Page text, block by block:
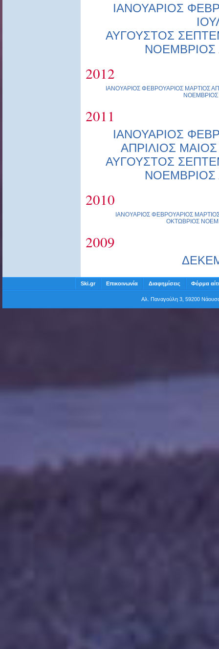
ΙΑΝΟΥΑΡΙΟΣ
ΑΥΓΟΥΣΤΟΣ
ΝΟΕΜΒΡΙΟΣ
2012
ΙΑΝΟΥΑΡΙΟΣ ΦΕΒΡΟΥΑΡΙΟΣ ΜΑΡΤΙΟΣ
ΝΟΕΜΒΡΙΟΣ
2011
ΙΑΝΟΥΑΡΙΟΣ
ΑΠΡΙΛΙΟΣ ΜΑΙΟΣ
ΑΥΓΟΥΣΤΟΣ
ΝΟΕΜΒΡΙΟΣ
2010
ΙΑΝΟΥΑΡΙΟΣ ΦΕΒΡΟΥΑΡΙΟΣ
ΟΚΤΩΒΡΙΟΣ
2009
Ski.gr Επικοινωνία Διαφημίσεις Φόρμα
Αλ. Παναγούλη 3, 59200